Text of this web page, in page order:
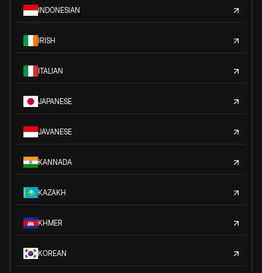
INDONESIAN
IRISH
ITALIAN
JAPANESE
JAVANESE
KANNADA
KAZAKH
KHMER
KOREAN